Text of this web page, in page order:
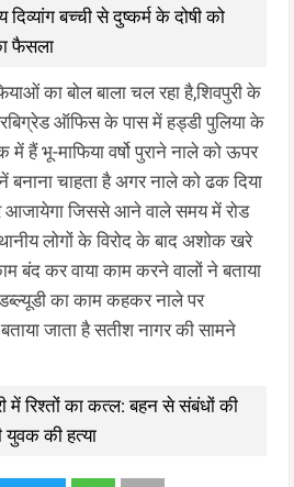
दिव्यांग बच्ची से दुष्कर्म के दोषी को
फैसला
का बोल बाला चल रहा है,शिवपुरी के
ऑफिस के पास में हड्डी पुलिया के
हैं भू-माफिया वर्षो पुराने नाले को ऊपर
चाहता है अगर नाले को ढक दिया
आजायेगा जिससे आने वाले समय में रोड
लोगों के विरोद के बाद अशोक खरे
कर वाया काम करने वालों ने बताया
का काम कहकर नाले पर
जाता है सतीश नागर की सामने
में रिश्तों का कत्ल: बहन से संबंधों की
युवक की हत्या